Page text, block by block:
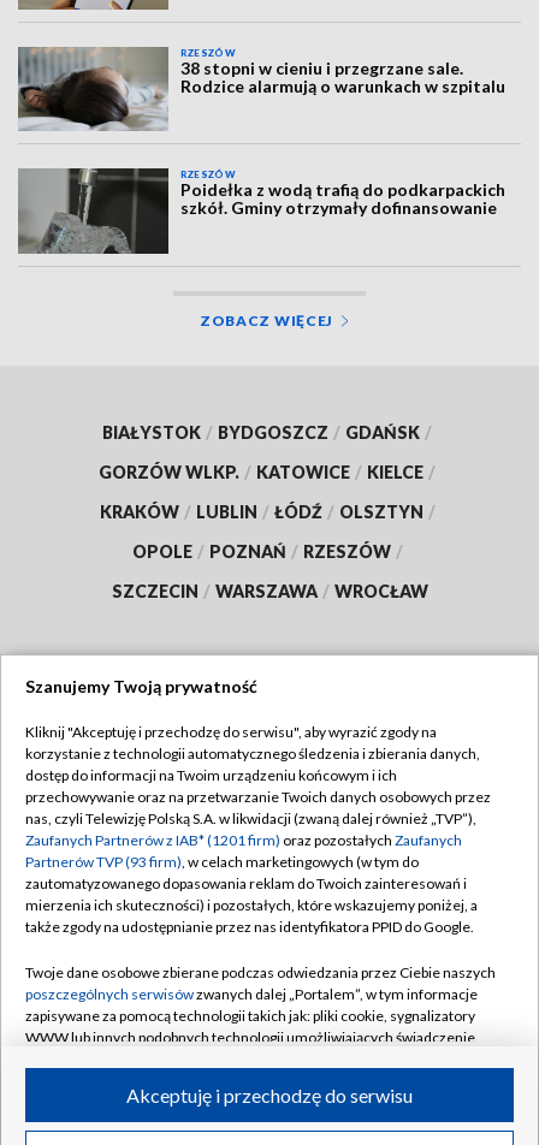
RZESZÓW
38 stopni w cieniu i przegrzane sale.
Rodzice alarmują o warunkach w szpitalu
RZESZÓW
Poidełka z wodą trafią do podkarpackich
szkół. Gminy otrzymały dofinansowanie
ZOBACZ WIĘCEJ
BIAŁYSTOK / BYDGOSZCZ / GDAŃSK /
GORZÓW WLKP. / KATOWICE / KIELCE /
KRAKÓW / LUBLIN / ŁÓDŹ / OLSZTYN /
OPOLE / POZNAŃ / RZESZÓW /
SZCZECIN / WARSZAWA / WROCŁAW
TVP
Abonament TVP
Emisja w TVP
Centrum informacji TVP
Naziemna Telewizja Cyfrowa
Rada Programowa
System NOS
Informacje o nadawcy
Program dla prasy
Regulamin TVP
Polityka prywatności
Moje zgody
Pomoc
Kontakt
Kanały
©2026 Telewizja Polska S.A. w likwidacji
Szanujemy Twoją prywatność
Kliknij "Akceptuję i przechodzę do serwisu", aby wyrazić zgody na
korzystanie z technologii automatycznego śledzenia i zbierania danych,
dostęp do informacji na Twoim urządzeniu końcowym i ich
przechowywanie oraz na przetwarzanie Twoich danych osobowych przez
nas, czyli Telewizję Polską S.A. w likwidacji (zwaną dalej również „TVP”),
Zaufanych Partnerów z IAB* (1201 firm) oraz pozostałych Zaufanych
Partnerów TVP (93 firm), w celach marketingowych (w tym do
zautomatyzowanego dopasowania reklam do Twoich zainteresowań i
mierzenia ich skuteczności) i pozostałych, które wskazujemy poniżej, a
także zgody na udostępnianie przez nas identyfikatora PPID do Google.
Twoje dane osobowe zbierane podczas odwiedzania przez Ciebie naszych
poszczególnych serwisówzwanych dalej „Portalem”, w tym informacje
zapisywane za pomocą technologii takich jak: pliki cookie, sygnalizatory
WWW lub innych podobnych technologii umożliwiających świadczenie
ruchu w Internecie.Akceptuję i przechodzę do serwisu